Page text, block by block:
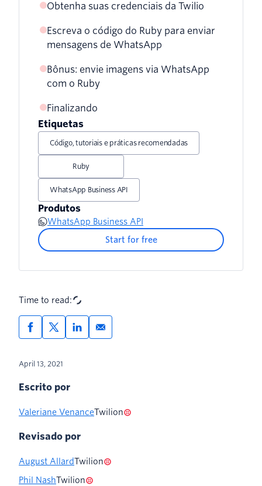
Obtenha suas credenciais da Twilio
Escreva o código do Ruby para enviar
mensagens de WhatsApp
Bônus: envie imagens via WhatsApp
com o Ruby
Finalizando
Etiquetas
Código, tutoriais e práticas recomendadas
Ruby
WhatsApp Business API
Produtos
WhatsApp Business API
Start for free
Time to read:
April 13, 2021
Escrito por
Valeriane VenanceTwilion
Revisado por
August AllardTwilion
Phil NashTwilion